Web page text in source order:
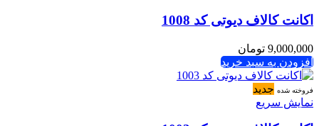
اکانت کالاف دیوتی کد 1008
9,000,000 تومان
افزودن به سبد خرید
فروخته شده جدید
نمایش سریع